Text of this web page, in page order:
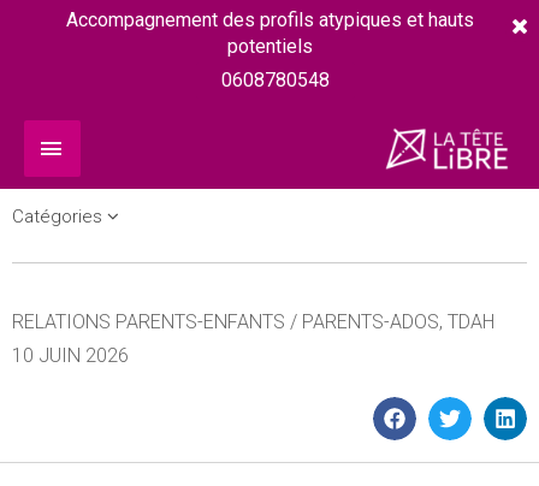
Catégories
RELATIONS PARENTS-ENFANTS / PARENTS-ADOS, TDAH
10 JUIN 2026
Accompagnement des profils atypiques et hauts
potentiels
0608780548